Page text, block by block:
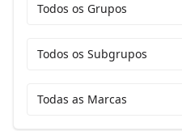
Todos os Grupos
Todos os Subgrupos
Todas as Marcas